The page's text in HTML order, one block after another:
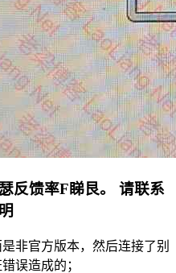
反馈率F睇艮。 请联系
非官方版本，然后连接了别
误造成的；